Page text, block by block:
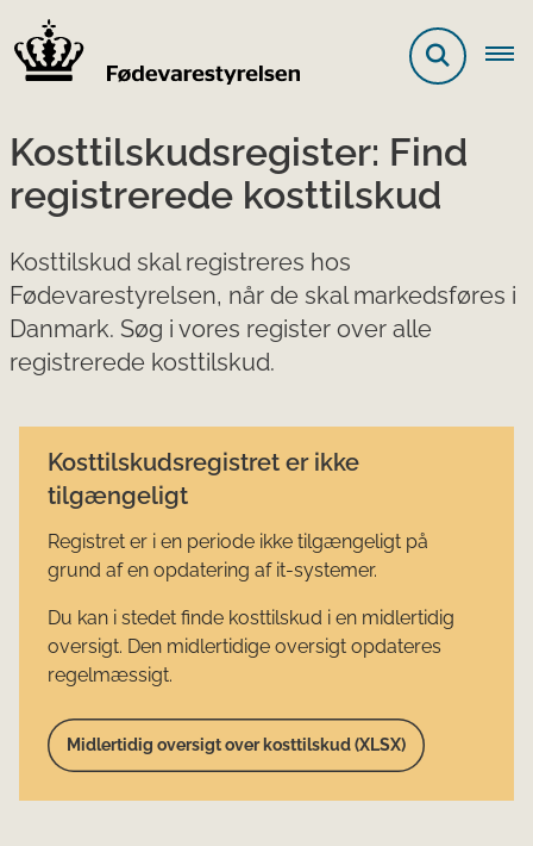
Kosttilskudsregister: Find
registrerede kosttilskud
Kosttilskud skal registreres hos
Fødevarestyrelsen, når de skal markedsføres i
Danmark. Søg i vores register over alle
registrerede kosttilskud.
Kosttilskudsregistret er ikke
tilgængeligt
Registret er i en periode ikke tilgængeligt på
grund af en opdatering af it-systemer.
Du kan i stedet finde kosttilskud i en midlertidig
oversigt. Den midlertidige oversigt opdateres
regelmæssigt.
Midlertidig oversigt over kosttilskud (XLSX)